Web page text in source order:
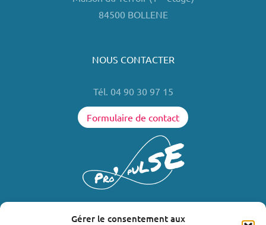
Gérer le consentement aux
84500 BOLLENE
NOUS CONTACTER
Tél. 04 90 30 97 15
Formulaire de contact